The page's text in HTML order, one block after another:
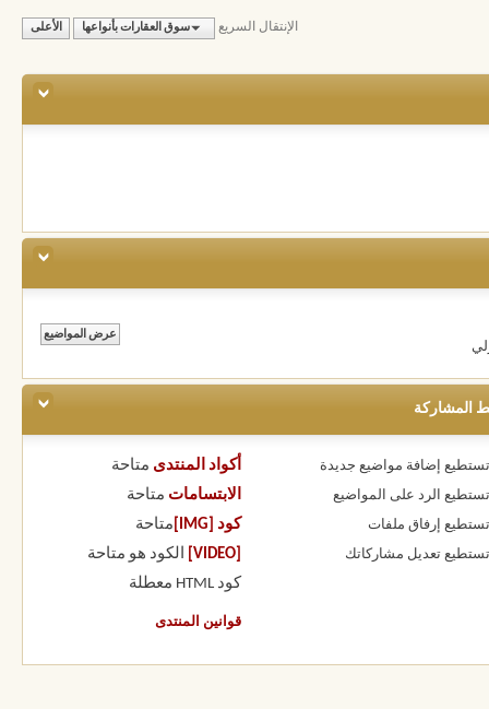
الإنتقال السريع سوق العقارات بأنواعها الأعلى
المشاركة
تستطيع إضافة مواضيع جديدة
تستطيع الرد على المواضيع
تستطيع إرفاق ملفات
تستطيع تعديل مشاركاتك
أكواد المنتدى متاحة
الابتسامات متاحة
كود [IMG]
متاحة
الكود هو متاحة
كود HTML
معطلة
قوانين المنتدى